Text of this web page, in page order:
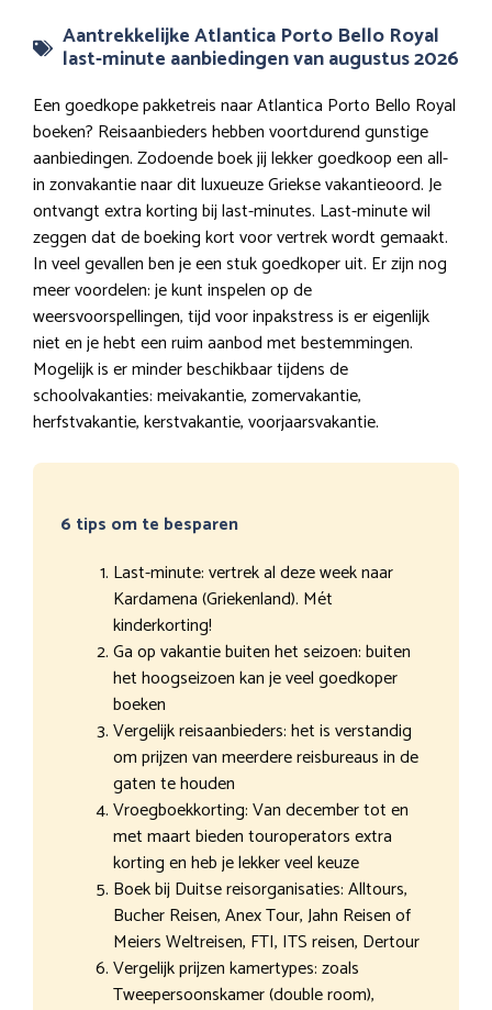
Aantrekkelijke Atlantica Porto Bello Royal
last-minute aanbiedingen van augustus 2026
Een goedkope pakketreis naar Atlantica Porto Bello Royal
boeken? Reisaanbieders hebben voortdurend gunstige
aanbiedingen. Zodoende boek jij lekker goedkoop een all-
in zonvakantie naar dit luxueuze Griekse vakantieoord. Je
ontvangt extra korting bij last-minutes. Last-minute wil
zeggen dat de boeking kort voor vertrek wordt gemaakt.
In veel gevallen ben je een stuk goedkoper uit. Er zijn nog
meer voordelen: je kunt inspelen op de
weersvoorspellingen, tijd voor inpakstress is er eigenlijk
niet en je hebt een ruim aanbod met bestemmingen.
Mogelijk is er minder beschikbaar tijdens de
schoolvakanties: meivakantie, zomervakantie,
herfstvakantie, kerstvakantie, voorjaarsvakantie.
6 tips om te besparen
Last-minute: vertrek al deze week naar
Kardamena (Griekenland). Mét
kinderkorting!
Ga op vakantie buiten het seizoen: buiten
het hoogseizoen kan je veel goedkoper
boeken
Vergelijk reisaanbieders: het is verstandig
om prijzen van meerdere reisbureaus in de
gaten te houden
Vroegboekkorting: Van december tot en
met maart bieden touroperators extra
korting en heb je lekker veel keuze
Boek bij Duitse reisorganisaties: Alltours,
Bucher Reisen, Anex Tour, Jahn Reisen of
Meiers Weltreisen, FTI, ITS reisen, Dertour
Vergelijk prijzen kamertypes: zoals
Tweepersoonskamer (double room),